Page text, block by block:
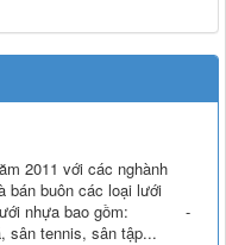
2011 với các nghành
bán buôn các loại lưới
lưới nhựa bao gồm: -
sân tennis, sân tập...